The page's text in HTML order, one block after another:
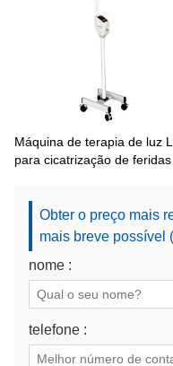
Máquina de terapia de luz
para cicatrização de feridas
Obter o preço mais
mais breve possível
nome :
telefone :